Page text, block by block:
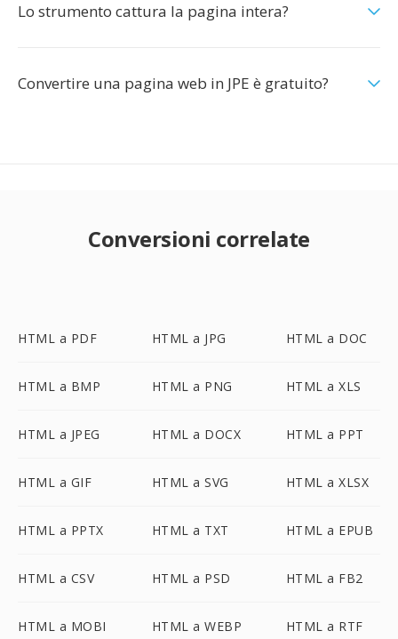
Lo strumento cattura la pagina intera?
Convertire una pagina web in JPE è gratuito?
Conversioni correlate
HTML a PDF HTML a JPG HTML a DOC
HTML a BMP HTML a PNG HTML a XLS
HTML a JPEG HTML a DOCX HTML a PPT
HTML a GIF HTML a SVG HTML a XLSX
HTML a PPTX HTML a TXT HTML a EPUB
HTML a CSV HTML a PSD HTML a FB2
HTML a MOBI HTML a WEBP HTML a RTF